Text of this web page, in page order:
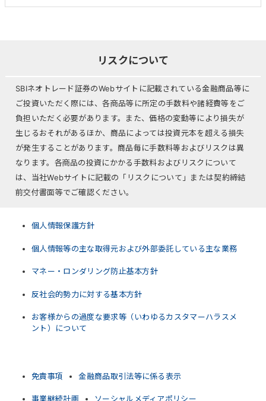
リスクについて
SBIネオトレード証券のWebサイトに記載されている金融商品等に
ご投資いただく際には、各商品等に所定の手数料や諸経費等をご
負担いただく必要があります。また、価格の変動等により損失が
生じるおそれがあるほか、商品によっては投資元本を超える損失
が発生することがあります。商品毎に手数料等およびリスクは異
なります。各商品の投資にかかる手数料およびリスクについて
は、当社Webサイトに記載の「リスクについて」または契約締結
前交付書面等でご確認ください。
個人情報保護方針
個人情報等の主な取得元および外部委託している主な業務
マネー・ロンダリング防止基本方針
反社会的勢力に対する基本方針
お客様からの過度な要求等（いわゆるカスタマーハラスメ
ント）について
免責事項 金融商品取引法等に係る表示
事業継続計画 ソーシャルメディアポリシー